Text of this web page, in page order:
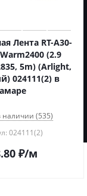
Лента RT-A30-
(2.9
5m) (Arlight,
024111(2) в
наличии (535)
024111(2)
₽/м